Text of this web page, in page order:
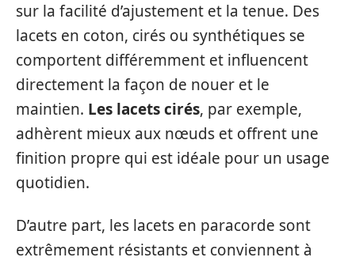
sur la facilité d’ajustement et la tenue. Des
lacets en coton, cirés ou synthétiques se
comportent différemment et influencent
directement la façon de nouer et le
maintien. Les lacets cirés, par exemple,
adhèrent mieux aux nœuds et offrent une
finition propre qui est idéale pour un usage
quotidien.
D’autre part, les lacets en paracorde sont
extrêmement résistants et conviennent à